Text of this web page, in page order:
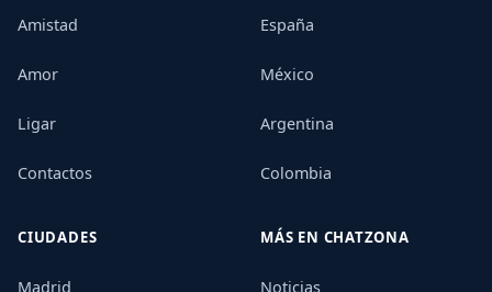
Amistad
Amor
Ligar
Contactos
España
México
Argentina
Colombia
CIUDADES
Madrid
MÁS EN CHATZONA
Noticias